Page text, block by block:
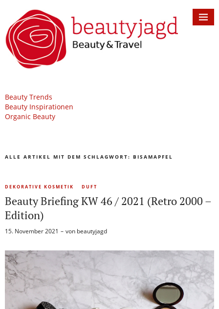
Beauty Trends
Beauty Inspirationen
Organic Beauty
ALLE ARTIKEL MIT DEM SCHLAGWORT: BISAMAPFEL
DEKORATIVE KOSMETIK DUFT
Beauty Briefing KW 46 / 2021 (Retro 2000 –
Edition)
15. November 2021 von beautyjagd